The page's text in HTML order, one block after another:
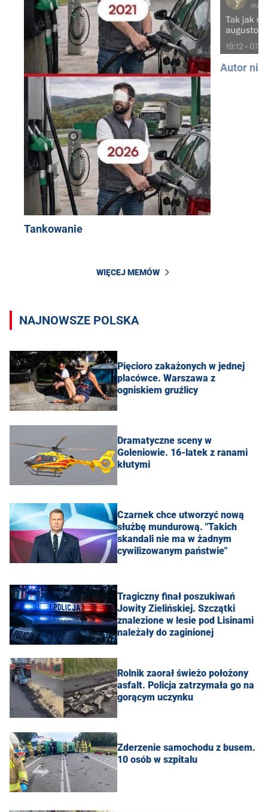
Tankowanie
Autor
WIĘCEJ MEMÓW
NAJNOWSZE POLSKA
Pięcioro zakażonych w jednej
placówce. Warszawa z
ogniskiem gruźlicy
Dramatyczne sceny w
Goleniowie. 16-latek z ranami
kłutymi
Czarnek chce utworzyć nową
służbę mundurową. "Takich
skandali nie ma w żadnym
cywilizowanym państwie"
Tragiczny finał poszukiwań
Jowity Zielińskiej. Szczątki
znalezione w lesie pod Lisinami
należały do zaginionej
Rolnik zaorał świeżo położony
asfalt. Policja zatrzymała go na
gorącym uczynku
Zderzenie samochodu z busem.
10 osób w szpitalu